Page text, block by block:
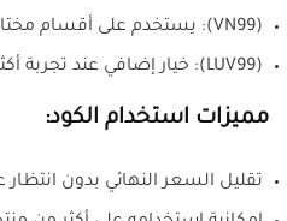
(VN99): يستخدم على أقسام مختارة.
(LUV99): خيار إضافي عند تجربة أكثر من كود.
مميزات استخدام الكود:
تقليل السعر النهائي بدون